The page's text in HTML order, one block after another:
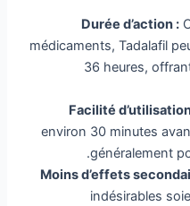
Durée d’action :
médicaments, Tadalafil
36 heures,
Facilité
environ 30 minutes
généralement
Moins d’effets
indésirables